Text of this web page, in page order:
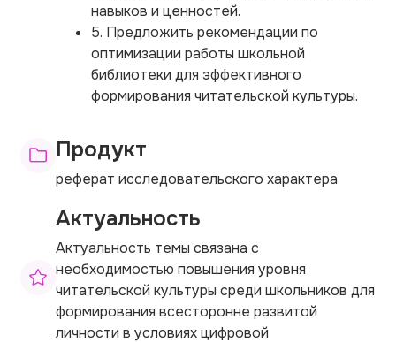
навыков и ценностей.
5. Предложить рекомендации по
оптимизации работы школьной
библиотеки для эффективного
формирования читательской культуры.
Продукт
реферат исследовательского характера
Актуальность
Актуальность темы связана с
необходимостью повышения уровня
читательской культуры среди школьников для
формирования всесторонне развитой
личности в условиях цифровой